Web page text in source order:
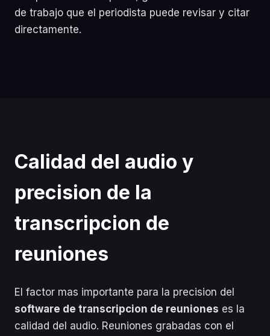
de trabajo que el periodista puede revisar y citar
directamente.
Calidad del audio y
precision de la
transcripcion de
reuniones
El factor mas importante para la precision del
software de transcripcion de reuniones es la
calidad del audio. Reuniones grabadas con el